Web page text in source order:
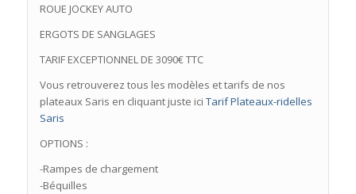
ROUE JOCKEY AUTO
ERGOTS DE SANGLAGES
TARIF EXCEPTIONNEL DE 3090€ TTC
Vous retrouverez tous les modèles et tarifs de nos
plateaux Saris en cliquant juste ici Tarif Plateaux-ridelles
Saris
OPTIONS :
-Rampes de chargement
-Béquilles